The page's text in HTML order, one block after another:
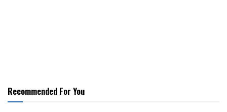
Recommended For You